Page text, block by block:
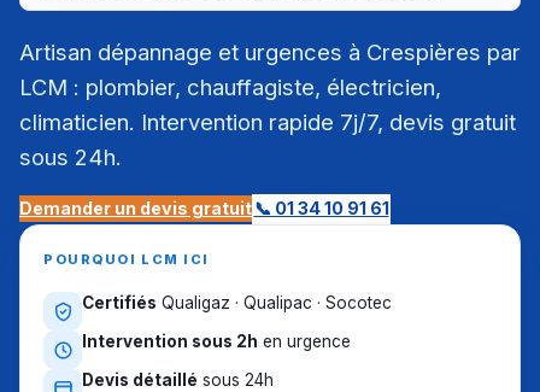
Artisan dépannage et urgences à Crespières par
LCM : plombier, chauffagiste, électricien,
climaticien. Intervention rapide 7j/7, devis gratuit
sous 24h.
Demander un devis gratuit📞 01 34 10 91 61
POURQUOI LCM ICI
Certifiés Qualigaz · Qualipac · Socotec
Intervention sous 2h en urgence
Devis détaillé sous 24h